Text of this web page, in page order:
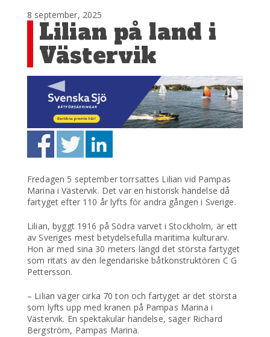
8 september, 2025
Lilian på land i
Västervik
Fredagen 5 september torrsattes Lilian vid Pampas
Marina i Västervik. Det var en historisk händelse då
fartyget efter 110 år lyfts för andra gången i Sverige.
Lilian, byggt 1916 på Södra varvet i Stockholm, är ett
av Sveriges mest betydelsefulla maritima kulturarv.
Hon är med sina 30 meters längd det största fartyget
som ritats av den legendariske båtkonstruktören C G
Pettersson.
– Lilian väger cirka 70 ton och fartyget är det största
som lyfts upp med kranen på Pampas Marina i
Västervik. En spektakulär händelse, säger Richard
Bergström, Pampas Marina.